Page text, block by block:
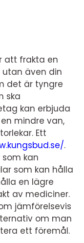
att frakta en
även din
det är tyngre
ska
kan erbjuda
mindre van,
Ett
.
kan
som kan hålla
en lägre
av mediciner.
jämförelsevis
om man
ett föremål.